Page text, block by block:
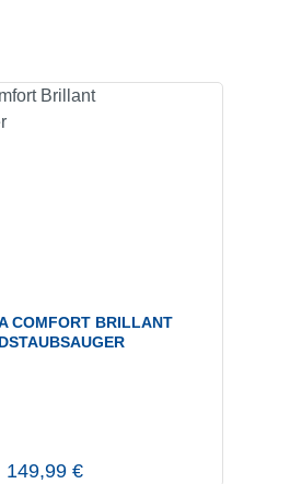
COMFORT BRILLANT
Regulärer Preis:
149,99 €